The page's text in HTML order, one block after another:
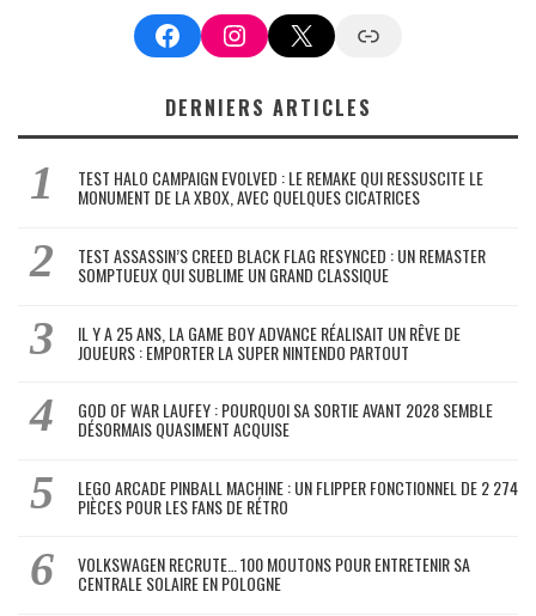
FacebookInstagram
X Google News
DERNIERS ARTICLES
TEST HALO CAMPAIGN EVOLVED : LE REMAKE QUI RESSUSCITE LE
MONUMENT DE LA XBOX, AVEC QUELQUES CICATRICES
TEST ASSASSIN’S CREED BLACK FLAG RESYNCED : UN REMASTER
SOMPTUEUX QUI SUBLIME UN GRAND CLASSIQUE
IL Y A 25 ANS, LA GAME BOY ADVANCE RÉALISAIT UN RÊVE DE
JOUEURS : EMPORTER LA SUPER NINTENDO PARTOUT
GOD OF WAR LAUFEY : POURQUOI SA SORTIE AVANT 2028 SEMBLE
DÉSORMAIS QUASIMENT ACQUISE
LEGO ARCADE PINBALL MACHINE : UN FLIPPER FONCTIONNEL DE 2 274
PIÈCES POUR LES FANS DE RÉTRO
VOLKSWAGEN RECRUTE… 100 MOUTONS POUR ENTRETENIR SA
CENTRALE SOLAIRE EN POLOGNE